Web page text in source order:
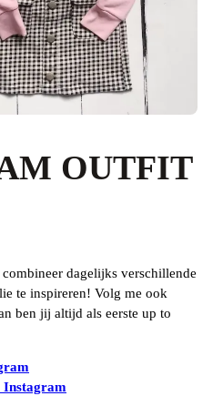
OUTFIT
dagelijks verschillende
te inspireren! Volg me ook
ben jij altijd als eerste up to
Instagram